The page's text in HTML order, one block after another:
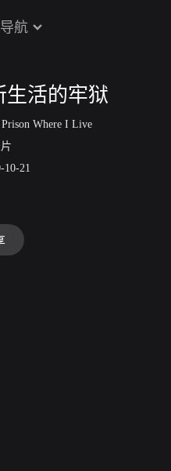
导航
生活的牢狱
Where I Live
10-21